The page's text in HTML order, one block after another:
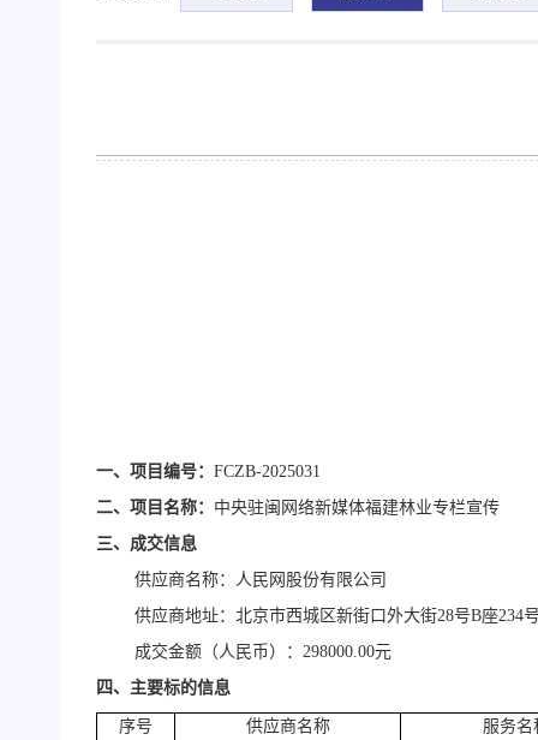
一、 项目编号： FCZB-2025031
二、项目名称： 中央驻闽网络新媒体福建林业专栏宣传
三、成交信息
供应商名称：
人民网股份有限公司
供应商地址：北京市西城区新街口外大街28号B座234
成交金额 （人民币） ： 298000.00元
四、主要标的信息
序号 供应商名称 服务名